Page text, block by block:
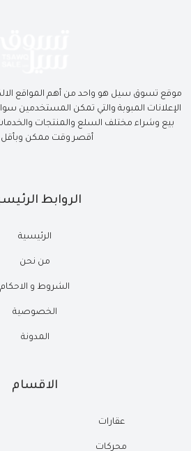
موقع تسوق سيل هو واحد من أهم المواقع
الإعلانات المبوبة والتي تمكن المستخدمين
بيع وشراء مختلف السلع والمنتجات
أقصر وقت ممكن
الروابط
الرئيسية
من نحن
الشروط و الاحكام
الخصوصية
المدونة
الاقسام
عقارات
محركات